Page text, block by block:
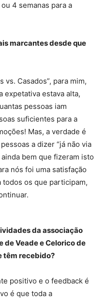
4 semanas para a
marcantes desde que
vs. Casados”, para mim,
expetativa estava alta,
pessoas iam
suficientes para a
Mas, a verdade é
a dizer “já não via
bem que fizeram isto
nós foi uma satisfação
todos os que participam,
da associação
Veade e Celorico de
têm recebido?
positivo e o feedback é
é que toda a